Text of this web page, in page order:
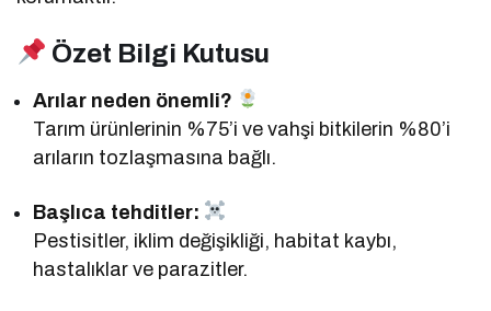
Özet Bilgi Kutusu
Arılar neden önemli?
Tarım ürünlerinin %75’i ve vahşi bitkilerin %80’i
arıların tozlaşmasına bağlı.
Başlıca tehditler:
Pestisitler, iklim değişikliği, habitat kaybı,
hastalıklar ve parazitler.